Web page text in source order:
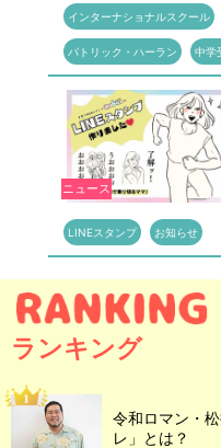
インターナショナルスクール
パトリック・ハーラン 中学
ニュース
LINEスタンプ お知らせ
ランキング
令和ロマン・
レ」とは？